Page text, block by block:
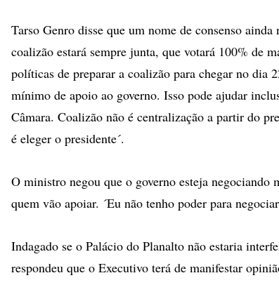
Tarso Genro disse que um nome de consenso
coalizão estará sempre junta, que votará 100% de
políticas de preparar a coalizão para chegar no dia
mínimo de apoio ao governo. Isso pode ajudar
Câmara. Coalizão não é centralização a partir do
é eleger o presidente´.
O ministro negou que o governo esteja negociando
quem vão apoiar. ´Eu não tenho poder para
Indagado se o Palácio do Planalto não estaria
respondeu que o Executivo terá de manifestar